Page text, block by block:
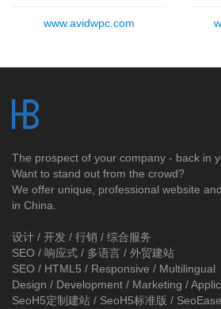
www.avidwpc.com
The prospect of your company - back in
Want to stand out from the crowd?
We offer unique, professional website
in China.
设计 / 开发 / 行销 / 综合服务
SEO / 响应式 / 多语言 / 外贸建站
SEO / HTML5 / Responsive / Multilingual
Design / Development / Marketing /
SeoH5定制建站 / SeoH5标准版 /